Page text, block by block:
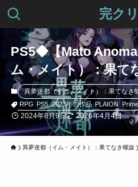
完ク
PS5◆【Mato
ム・メイト）：果て
異夢迷都（イム・メイト）：果てなき
RPG PS5 2023年の作品 PLAION
2024年8月9日 2026年4月4日
異夢迷都（イム・メイト）：果てなき螺旋